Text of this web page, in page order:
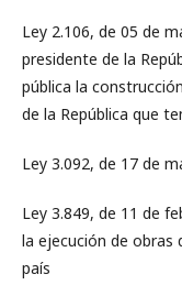
Ley 2.106, de 05 de
presidente de la
pública la
de la República que
Ley 3.092, de 17 de
Ley 3.849, de 11 de
la ejecución de obras
país